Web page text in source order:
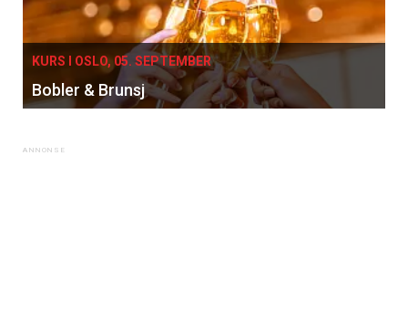
KURS I OSLO, 05. SEPTEMBER
Bobler & Brunsj